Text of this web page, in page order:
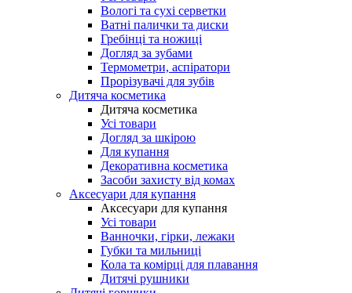
Вологі та сухі серветки
Ватні палички та диски
Гребінці та ножиці
Догляд за зубами
Термометри, аспіратори
Прорізувачі для зубів
Дитяча косметика
Дитяча косметика
Усі товари
Догляд за шкірою
Для купання
Декоративна косметика
Засоби захисту від комах
Аксесуари для купання
Аксесуари для купання
Усі товари
Ванночки, гірки, лежаки
Губки та мильниці
Кола та комірці для плавання
Дитячі рушники